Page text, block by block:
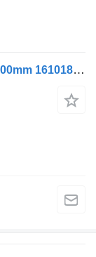
Glaseinheit Weitwinkelspiegel Radius 300mm 1610182 Rampenspiegel für MAN LKW